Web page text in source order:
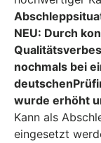
NEU: Durch
nochmals bei
wurde erhöht
Kann als
eingesetzt